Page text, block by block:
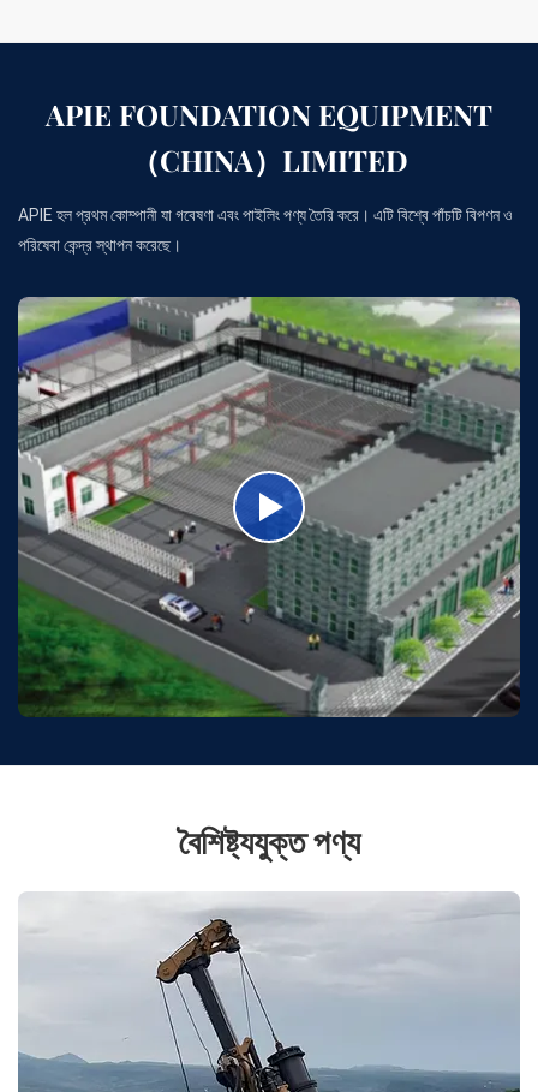
APIE FOUNDATION EQUIPMENT
（CHINA）LIMITED
APIE হল প্রথম কোম্পানী যা গবেষণা এবং পাইলিং পণ্য তৈরি করে। এটি বিশ্বে পাঁচটি বিপণন ও
পরিষেবা কেন্দ্র স্থাপন করেছে।
বৈশিষ্ট্যযুক্ত পণ্য